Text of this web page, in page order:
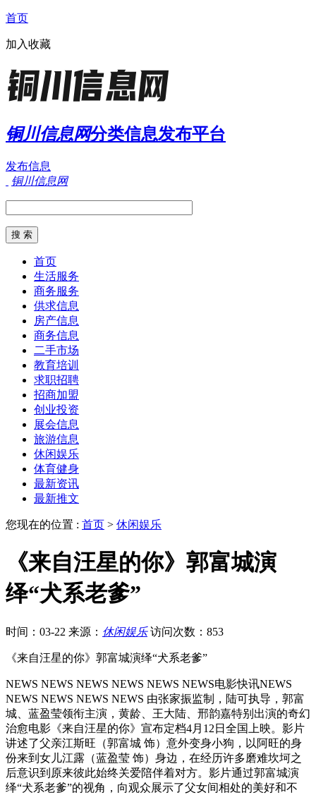
首页
加入收藏
铜川信息网分类信息发布平台
发布信息
铜川信息网
首页
生活服务
商务服务
供求信息
房产信息
商务信息
二手市场
教育培训
求职招聘
招商加盟
创业投资
展会信息
旅游信息
休闲娱乐
体育健身
最新资讯
最新推文
您现在的位置 : 首页 > 休闲娱乐
《来自汪星的你》郭富城演
绎“犬系老爹”
时间：03-22 来源： 休闲娱乐 访问次数：853
《来自汪星的你》郭富城演绎“犬系老爹”
NEWS NEWS NEWS NEWS NEWS NEWS电影快讯NEWS
NEWS NEWS NEWS NEWS 由张家振监制，陆可执导，郭富
城、蓝盈莹领衔主演，黄龄、王大陆、邢韵嘉特别出演的奇幻
治愈电影《来自汪星的你》宣布定档4月12日全国上映。影片
讲述了父亲江斯旺（郭富城 饰）意外变身小狗，以阿旺的身
份来到女儿江露（蓝盈莹 饰）身边，在经历许多磨难坎坷之
后意识到原来彼此始终关爱陪伴着对方。影片通过郭富城演
绎“犬系老爹”的视角，向观众展示了父女间相处的美好和不